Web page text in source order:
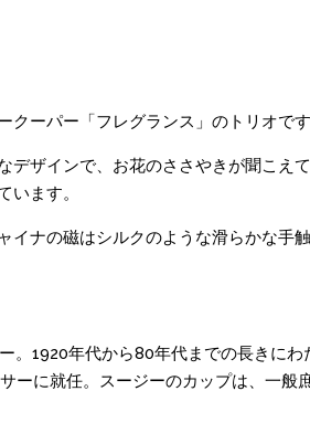
ーパー「フレグランス」のトリオです
ザインで、お花のささやきが聞こえ
います。
ナの磁はシルクのような滑らかな手
。1920年代から80年代までの長きに
ーに就任。スージーのカップは、一般